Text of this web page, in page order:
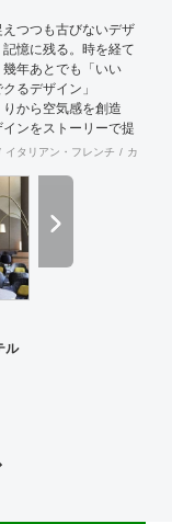
つつも古びないデザ
憶に残る。時を経て
年あとでも「いい
るデザイン」
から空気感を創造
ンをストーリーで提
れた仕事が好評をい
イタリアン・フレンチ カフェ
ル